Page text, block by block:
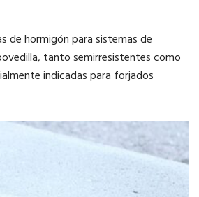
de hormigón para sistemas de
tanto semirresistentes como
indicadas para forjados